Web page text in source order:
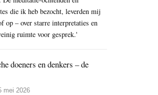
die ik heb bezocht, leverden mij
op – over starre interpretaties en
ruimte voor gesprek.'
doeners en denkers – de
mei 2026